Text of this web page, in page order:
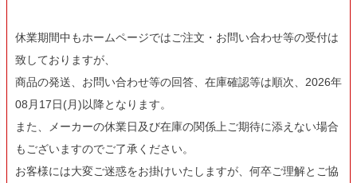
休業期間中もホームページではご注文・お問い合わせ等の受付は
致しておりますが、
商品の発送、お問い合わせ等の回答、在庫確認等は順次、2026年
08月17日(月)以降となります。
また、メーカーの休業日及び在庫の関係上ご期待に添えない場合
もございますのでご了承ください。
お客様には大変ご迷惑をお掛けいたしますが、何卒ご理解とご協